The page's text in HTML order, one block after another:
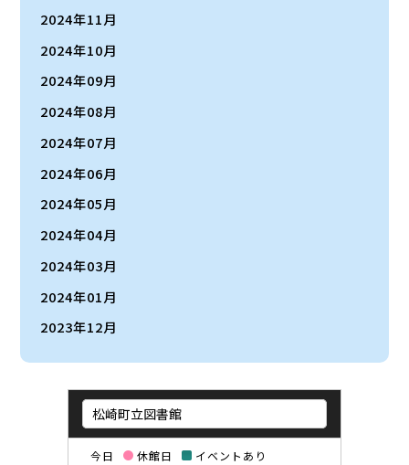
今日 休館日 イベントあり
2024年11月
2024年10月
2024年09月
2024年08月
2024年07月
2024年06月
2024年05月
2024年04月
2024年03月
2024年01月
2023年12月